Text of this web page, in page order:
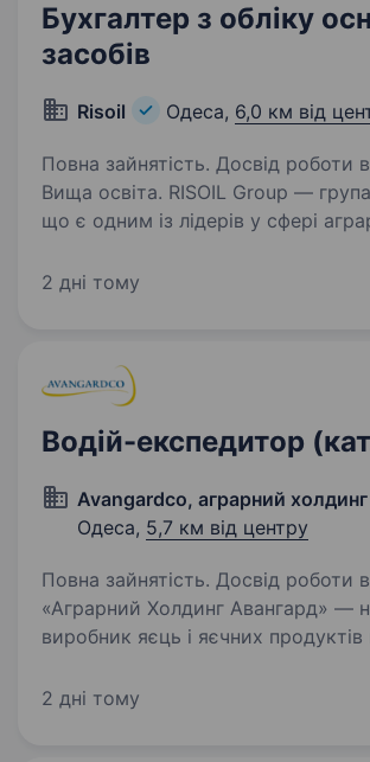
Бухгалтер з обліку
засобів
Risoil Одеса, 6,0 км від
Повна зайнятість. Досвід роботи
Вища освіта. RISOIL Group — група компаній,
що є одним із лідерів у сфері
та експорту зернових і харчових
2 дні тому
Водій-експедитор
Avangardco, аграрний холдинг
Одеса, 5,7 км від центру
Повна зайнятість. Досвід роботи
«Аграрний Холдинг Авангард» —
виробник яєць і яєчних продуктів
великим виробництвом і
2 дні тому